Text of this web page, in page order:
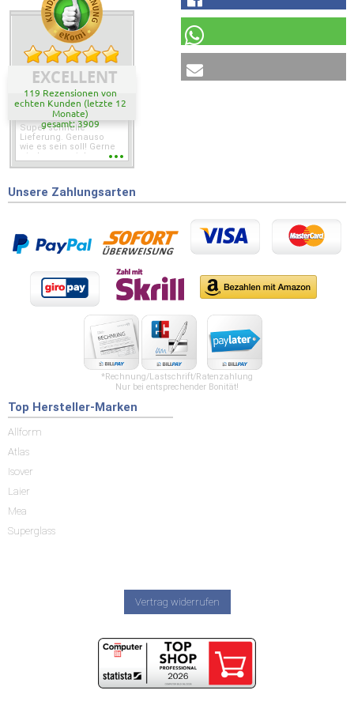
EXCELLENT
119 Rezensionen von
echten Kunden (letzte 12
Monate)
gesamt: 3909
Super schnelle
Lieferung. Genauso
wie es sein soll! Gerne
wieder wenn ich was
Unsere Zahlungsarten
*Rechnung/Lastschrift/Ratenzahlung
Nur bei entsprechender Bonität!
Top Hersteller-Marken
Allform
Atlas
Isover
Laier
Mea
Superglass
Vertrag widerrufen